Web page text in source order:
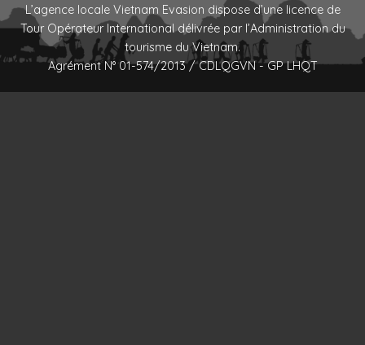
L’agence locale Vietnam Evasion dispose d’une licence de
Tour Opérateur International délivrée par l’Administration du
tourisme du Vietnam.
Agrément N° 01-574/2013 / CDLQGVN - GP LHQT